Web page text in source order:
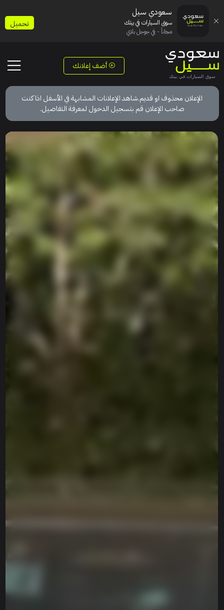
أضف إعلانك
الإعلان محذوف او قديم.شاهد الإعلانات المشابهة في الأسفل اذا كنت
صاحب الإعلان قم بتسجيل الدخول لمعرفة التفاصيل.
سعودي سيل
سوق السيارات في بيتك
مجاناً - في جوجل بلاي
تحميل